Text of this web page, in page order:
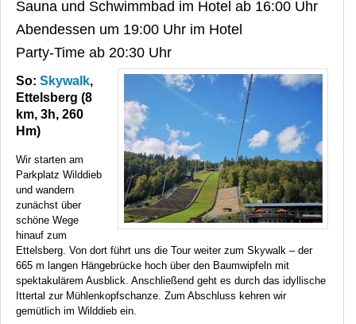
Sauna und Schwimmbad im Hotel ab 16:00 Uhr
Abendessen um 19:00 Uhr im Hotel
Party-Time ab 20:30 Uhr
So: Skywalk,
Ettelsberg (8
km, 3h, 260
Hm)
Wir starten am
Parkplatz Wilddieb
und wandern
zunächst über
schöne Wege
hinauf zum
Ettelsberg. Von dort führt uns die Tour weiter zum Skywalk – der
665 m langen Hängebrücke hoch über den Baumwipfeln mit
spektakulärem Ausblick. Anschließend geht es durch das idyllische
Ittertal zur Mühlenkopfschanze. Zum Abschluss kehren wir
gemütlich im Wilddieb ein.